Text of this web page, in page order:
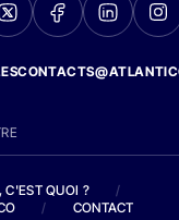
C'EST QUOI ?
/
/ CONTACT